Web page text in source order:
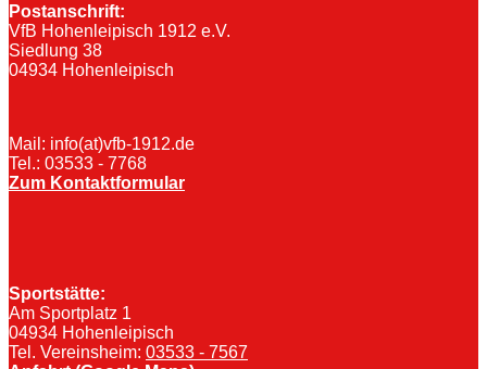
Postanschrift:
VfB Hohenleipisch 1912 e.V.
Siedlung 38
04934 Hohenleipisch
Mail: info(at)vfb-1912.de
Tel.: 03533 - 7768
Zum Kontaktformular
Sportstätte:
Am Sportplatz 1
04934 Hohenleipisch
Tel. Vereinsheim: 03533 - 7567